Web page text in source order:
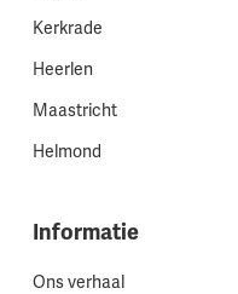
Kerkrade
Heerlen
Maastricht
Helmond
Informatie
Ons verhaal